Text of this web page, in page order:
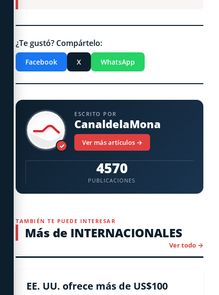
¿Te gustó? Compártelo:
Facebook X WhatsApp
✓
ESCRITO POR
CanaldelaMona
Ver más artículos →
4570
PUBLICACIONES
TAMBIÉN TE PUEDE INTERESAR
Más de INTERNACIONALES
Ver todo →
ESTADOS UNIDOS
EE. UU. ofrece más de US$100